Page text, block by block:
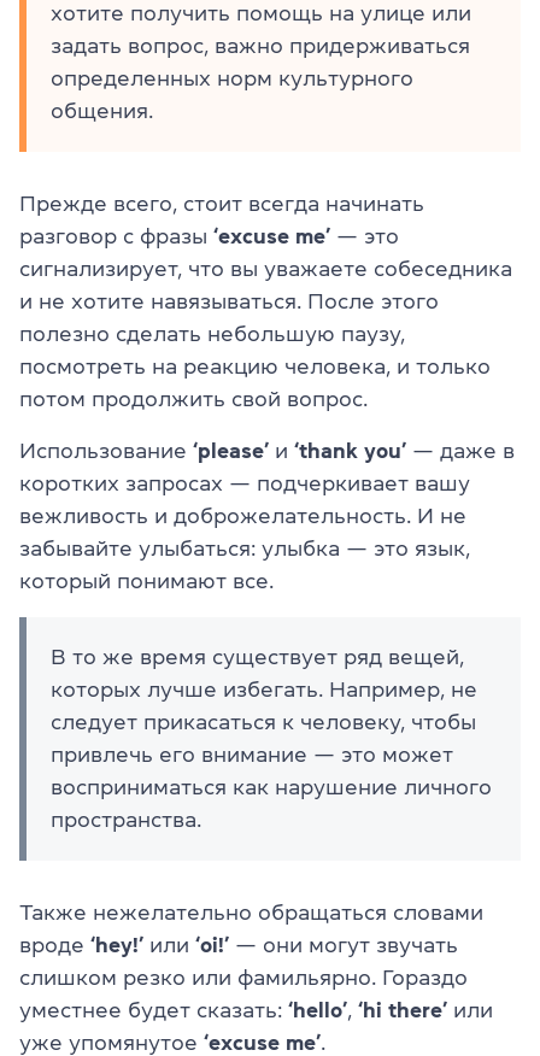
хотите получить помощь на улице или
задать вопрос, важно придерживаться
определенных норм культурного
общения.
Прежде всего, стоит всегда начинать
разговор с фразы ‘excuse me’ — это
сигнализирует, что вы уважаете собеседника
и не хотите навязываться. После этого
полезно сделать небольшую паузу,
посмотреть на реакцию человека, и только
потом продолжить свой вопрос.
Использование ‘please’ и ‘thank you’ — даже в
коротких запросах — подчеркивает вашу
вежливость и доброжелательность. И не
забывайте улыбаться: улыбка — это язык,
который понимают все.
В то же время существует ряд вещей,
которых лучше избегать. Например, не
следует прикасаться к человеку, чтобы
привлечь его внимание — это может
восприниматься как нарушение личного
пространства.
Также нежелательно обращаться словами
вроде ‘hey!’ или ‘oi!’ — они могут звучать
слишком резко или фамильярно. Гораздо
уместнее будет сказать: ‘hello’, ‘hi there’ или
уже упомянутое ‘excuse me’.